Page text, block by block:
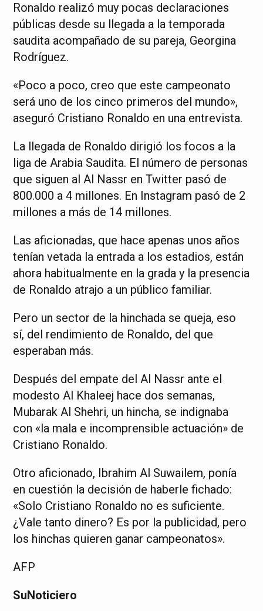
Ronaldo realizó muy pocas declaraciones
públicas desde su llegada a la temporada
saudita acompañado de su pareja, Georgina
Rodríguez.
«Poco a poco, creo que este campeonato
será uno de los cinco primeros del mundo»,
aseguró Cristiano Ronaldo en una entrevista.
La llegada de Ronaldo dirigió los focos a la
liga de Arabia Saudita. El número de personas
que siguen al Al Nassr en Twitter pasó de
800.000 a 4 millones. En Instagram pasó de 2
millones a más de 14 millones.
Las aficionadas, que hace apenas unos años
tenían vetada la entrada a los estadios, están
ahora habitualmente en la grada y la presencia
de Ronaldo atrajo a un público familiar.
Pero un sector de la hinchada se queja, eso
sí, del rendimiento de Ronaldo, del que
esperaban más.
Después del empate del Al Nassr ante el
modesto Al Khaleej hace dos semanas,
Mubarak Al Shehri, un hincha, se indignaba
con «la mala e incomprensible actuación» de
Cristiano Ronaldo.
Otro aficionado, Ibrahim Al Suwailem, ponía
en cuestión la decisión de haberle fichado:
«Solo Cristiano Ronaldo no es suficiente.
¿Vale tanto dinero? Es por la publicidad, pero
los hinchas quieren ganar campeonatos».
AFP
SuNoticiero